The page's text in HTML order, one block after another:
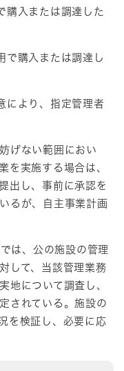
入または調達した
購入または調達し
より、指定管理者
げない範囲におい
を実施する場合は、
出し、事前に承認を
るが、自主事業計画
は、公の施設の管理
して、当該管理業務
地について調査し、
されている。施設の
を検証し、必要に応